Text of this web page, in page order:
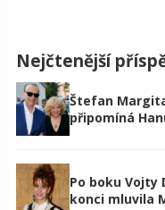
Nejčtenější
Štefan
připomíná
Po boku Vojty
konci mluvila